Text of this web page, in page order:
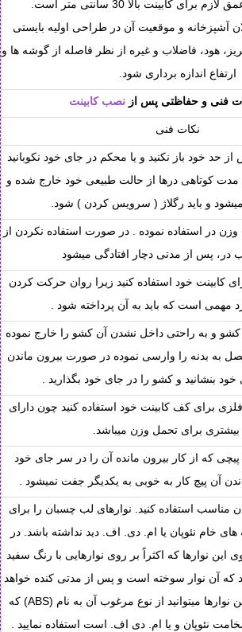
برای کابینت بالا 30 سانتی متر است.
آشپزخانه و موقعیت آن در طراحی اولیه بایستی
هود، فاضلاب و غیره از نظر فاصله از گوشه ها و
ارتفاع اندازه برداری شود.
فنی و حفاظتی پس ازنصب کابینت
نکات فنی
از حد خود باز نکنید و یا محکم در جای خود نکوبانید
کوتاهی درها از حالت طبیعی خود خارج شده و
میشود و باید رگلاژ ( سرویس کردن ) شود.
به وزن در استفاده نموده . در صورت استفاده نکردن از
در، پس از مدتی دچار افتادگی میشود
کابینت خود استفاده کنید زیرا روان حرکت کردن
مهمی است که باید به آن پرداخته شود .
کشو و به راحتی داخل نشدن آن کشو را خارج نموده
به بدنه را وارسی نموده در صورت بیرون ماندن
خود بنشانید و کشو را در جای خود بگذارید .
فلزی برای کف کابینت خود استفاده کنید چون دارای
بیشتری برای تحمل وزن میباشد.
که از کار بیرون مانده آن را در سر جای خود
آن پیچ کار به خوبی به یکدیگر جفت نمیشود .
مناسب استفاده کنید. نوارهای لب چسبان را برای
های خام نئوپان یا ام. دی. اف. دید نداشته باشد. در
نوارها که اکثراً بر روی نوارهایی با رنگ سفید
که آن نوار سوخته است و پس از مدتی کنده خواهد
شد. برای کنده نشدن این نوارها میتوانید از نوع مرغوب آن به نام (ABS) که
نئوپان و یا ام. دی اف. است استفاده نمایید .